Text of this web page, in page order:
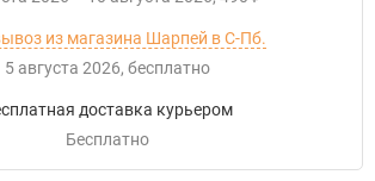
из магазина Шарпей в С-Пб.
5 августа 2026
Бесплатно
доставка курьером
Бесплатно